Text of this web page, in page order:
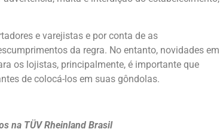
e varejistas e por conta de as
da regra. No entanto, novidades em
os lojistas, principalmente, é importante que
de colocá-los em suas gôndolas.
na TÜV Rheinland Brasil